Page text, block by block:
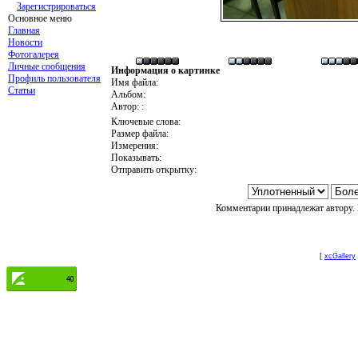
Зарегистрироваться
Основное меню
Главная
Новости
Фотогалерея
Личные сообщения
Профиль пользователя
Статьи
Информация о картинке
Имя файла:
Альбом:
Автор: :
Ключевые слова:
Размер файла:
Измерения:
Показывать:
Отправить открытку:
Комментарии принадлежат
[ xcGallery